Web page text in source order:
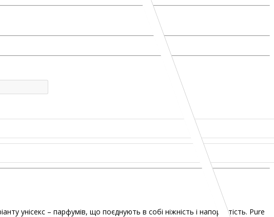
унісекс – парфумів, що поєднують в собі ніжність і напористість. Pure